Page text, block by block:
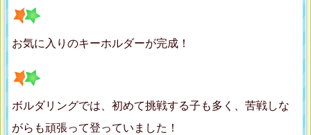
お気に入りのキーホルダーが完成！
ボルダリングでは、初めて挑戦する子も多く、苦戦しな
がらも頑張って登っていました！